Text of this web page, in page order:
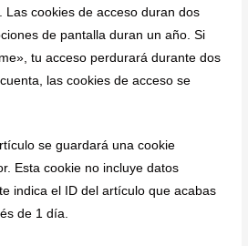
Las cookies de acceso duran dos
de pantalla duran un año. Si
tu acceso perdurará durante dos
las cookies de acceso se
se guardará una cookie
Esta cookie no incluye datos
indica el ID del artículo que acabas
de 1 día.